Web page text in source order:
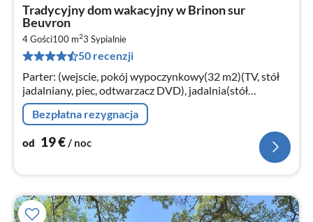
Tradycyjny dom wakacyjny w Brinon sur
Beuvron
4 Gości100 m23 Sypialnie
50 recenzji
Parter: (wejscie, pokój wypoczynkowy(32 m2)(TV, stół
jadalniany, piec, odtwarzacz DVD), jadalnia(stół
jadalniany), kuchnia(18 m2)
Bezpłatna rezygnacja
od 19€/ noc